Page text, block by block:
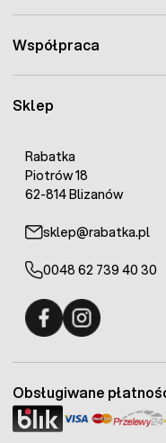
Sklep
Rabatka
Piotrów 18
62-814 Blizanów
sklep@rabatka.pl
0048 62 739 40 30
Współpraca
Obsługiwane